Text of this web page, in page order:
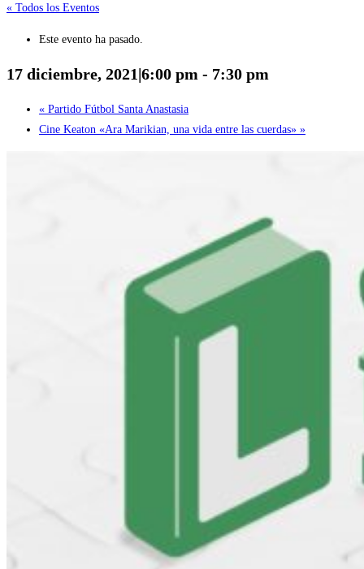
« Todos los Eventos
Este evento ha pasado.
17 diciembre, 2021|6:00 pm - 7:30 pm
« Partido Fútbol Santa Anastasia
Cine Keaton «Ara Marikian, una vida entre las cuerdas» »